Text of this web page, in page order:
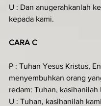
U : Dan anugerahkanlah
kepada kami.
CARA C
P : Tuhan Yesus Kristus,
menyembuhkan orang
redam: Tuhan, kasihanilah
U : Tuhan, kasihanilah